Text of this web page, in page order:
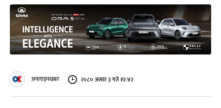
अनलाइनखबर २०८० असार ३ गते १२:४२